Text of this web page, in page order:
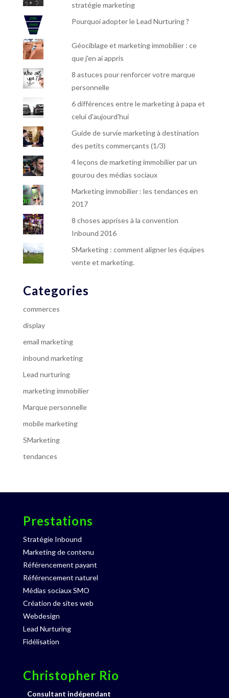
stratégie marketing
Pourquoi adopter le Lead Nurturing ?
Géociblage et marketing immobilier : ce
que j'en ai appris
8 astuces pour renforcer votre marque
personnelle
6 différences entre le marketing à papa et
celui d'aujourd'hui
Guide de survie marketing à destination
des petits commerçants (1/3)
4 leçons de marketing immobilier par un
gourou des médias sociaux
Marketing immobilier : les tendances en
2017
8 choses apprises à la convention
Inbound 2016
SMarketing : comment aligner les équipes
vente et marketing.
Categories
commerces
display
email marketing
inbound marketing
Lead nurturing
marketing immobilier
Marque personnelle
mobile marketing
SMarketing
tendances
Prestations
Stratégie Inbound
Marketing de contenu
Référencement payant
Référencement naturel
Médias sociaux SMO
Création de sites web
Webdesign
Lead Nurturing
Fidélisation
Christopher Rio
Consultant indépendant